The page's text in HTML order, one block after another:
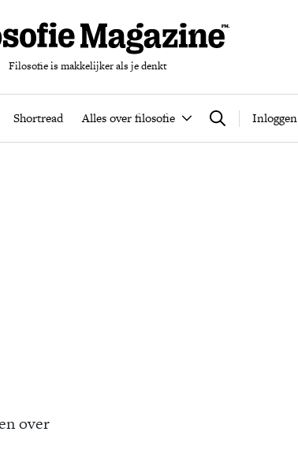
Filosofie is makkelijker als je denkt
Shortread Alles over filosofie Zoeken Inloggen
Leren Filosoferen Shortread Alles over filosofie
over